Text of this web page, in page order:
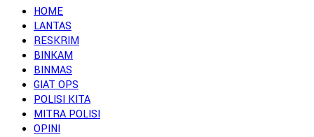
HOME
LANTAS
RESKRIM
BINKAM
BINMAS
GIAT OPS
POLISI KITA
MITRA POLISI
OPINI